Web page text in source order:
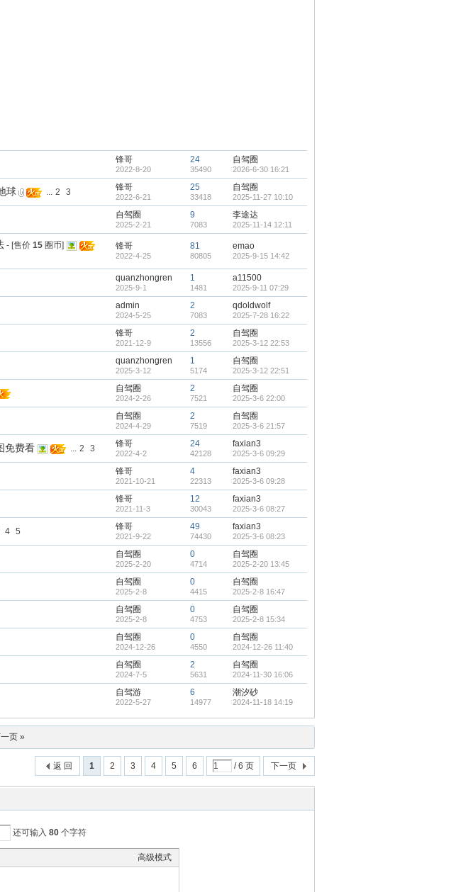
锋哥
2022-8-20
24
35490
自驾圈
2026-6-30 16:21
球 ... 2 3 锋哥
2022-6-21
25
33418
自驾圈
2025-11-27 10:10
自驾圈
2025-2-21
9
7083
李途达
2025-11-14 12:11
- [售价 15 圈币]
锋哥
2022-4-25
81
80805
emao
2025-9-15 14:42
quanzhongren
2025-9-1
1
1481
a11500
2025-9-11 07:29
admin
2024-5-25
2
7083
qdoldwolf
2025-7-28 16:22
锋哥
2021-12-9
2
13556
自驾圈
2025-3-12 22:53
quanzhongren
2025-3-12
1
5174
自驾圈
2025-3-12 22:51
自驾圈
2024-2-26
2
7521
自驾圈
2025-3-6 22:00
自驾圈
2024-4-29
2
7519
自驾圈
2025-3-6 21:57
免费看 ... 2 3 锋哥
2022-4-2
24
42128
faxian3
2025-3-6 09:29
锋哥
2021-10-21
4
22313
faxian3
2025-3-6 09:28
锋哥
2021-11-3
12
30043
faxian3
2025-3-6 08:27
4 5 锋哥
2021-9-22
49
74430
faxian3
2025-3-6 08:23
自驾圈
2025-2-20
0
4714
自驾圈
2025-2-20 13:45
自驾圈
2025-2-8
0
4415
自驾圈
2025-2-8 16:47
自驾圈
2025-2-8
0
4753
自驾圈
2025-2-8 15:34
自驾圈
2024-12-26
0
4550
自驾圈
2024-12-26 11:40
自驾圈
2024-7-5
2
5631
自驾圈
2024-11-30 16:06
自驾游
2022-5-27
6
14977
潮汐砂
2024-11-18 14:19
页 »
1 2 3 4 5 6 / 6 页 下一页
返 回
还可输入 80 个字符
高级模式